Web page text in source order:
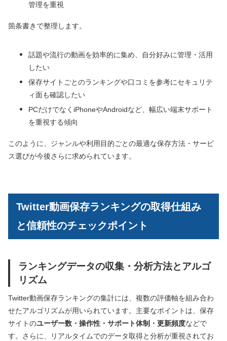
管理を重視
箇条書きで整理します。
話題や流行の動画を効率的に集め、自分好みに管理・活用
したい
保存サイトごとのランキングや口コミを参考にセキュリテ
ィ面も確認したい
PCだけでなくiPhoneやAndroidなど、幅広い端末サポート
を重視する傾向
このように、ジャンルや利用目的ごとの最適な保存方法・サービ
ス選びが今後さらに求められています。
Twitter動画保存ランキングの取得仕組み
と信頼性のチェックポイント
ランキングデータの収集・分析方法とアルゴ
リズム
Twitter動画保存ランキングの集計には、複数の評価軸を組み合わ
せたアルゴリズムが用いられています。主要なポイントは、保存
サイトのユーザー数・操作性・サポート体制・更新頻度などで
す。さらに、リアルタイムでのデータ取得と分析が重視されてお